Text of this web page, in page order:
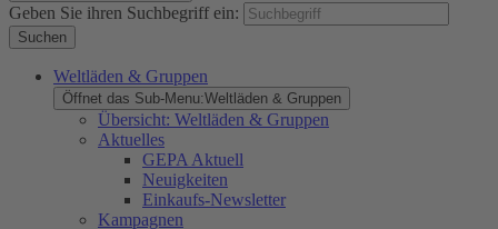
Geben Sie ihren Suchbegriff ein:
Suchen
Weltläden & Gruppen
Öffnet das Sub-Menu:Weltläden & Gruppen
Übersicht: Weltläden & Gruppen
Aktuelles
GEPA Aktuell
Neuigkeiten
Einkaufs-Newsletter
Kampagnen